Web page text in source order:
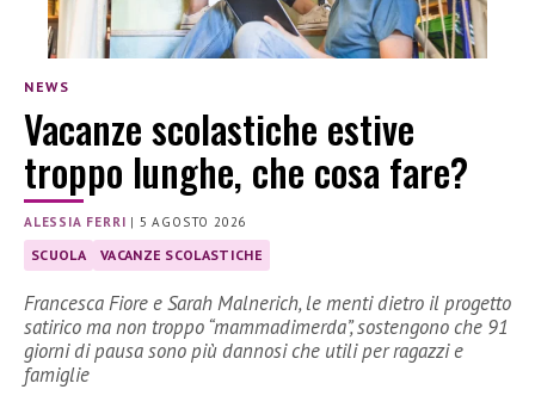
NEWS
Vacanze scolastiche estive
troppo lunghe, che cosa fare?
ALESSIA FERRI | 5 AGOSTO 2026
SCUOLA VACANZE SCOLASTICHE
Francesca Fiore e Sarah Malnerich, le menti dietro il progetto
satirico ma non troppo “mammadimerda”, sostengono che 91
giorni di pausa sono più dannosi che utili per ragazzi e
famiglie